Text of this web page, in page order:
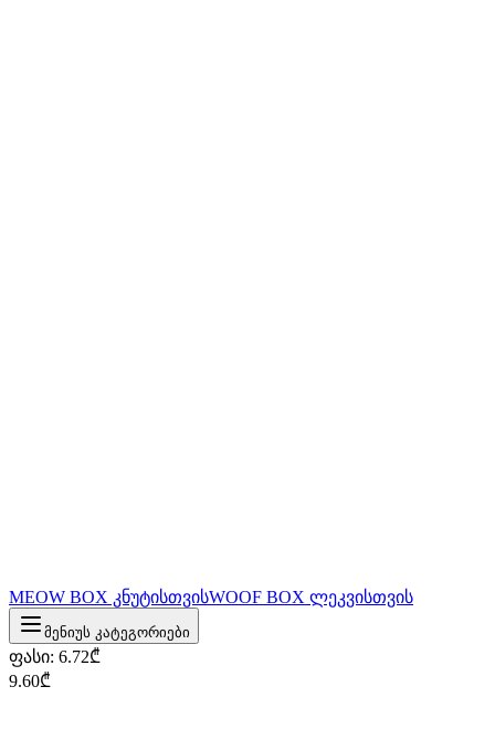
MEOW BOX კნუტისთვისWOOF BOX ლეკვისთვის
მენიუს კატეგორიები
ფასი: 6.72₾
9.60₾